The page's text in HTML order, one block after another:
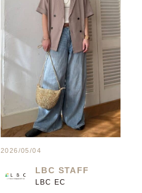
2026/05/04
LBC STAFF
LBC EC